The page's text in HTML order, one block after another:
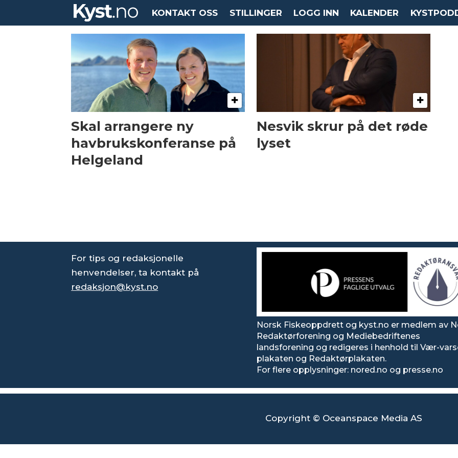
KONTAKT OSS STILLINGER LOGG INN KALENDER
havbrukskonferanse
Skal arrangere ny
havbrukskonferanse på
Helgeland
Nesvik skrur på det røde
lyset
For tips og redaksjonelle
henvendelser, ta kontakt på
redaksjon@kyst.no
Norsk Fiskeoppdrett og kyst.no er medlem av
Redaktørforening og Mediebedriftenes
landsforening og redigeres i henhold til Vær-
plakaten og Redaktørplakaten.
For flere opplysninger: nored.no og presse.no
Copyright © Oceanspace Media AS